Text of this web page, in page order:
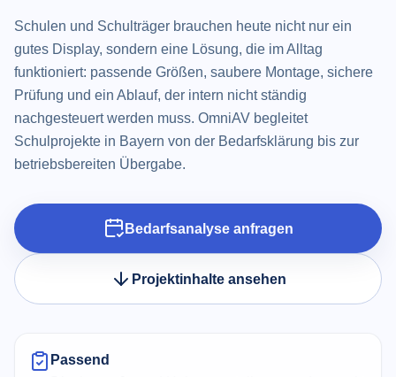
Schulen und Schulträger brauchen heute nicht nur ein
gutes Display, sondern eine Lösung, die im Alltag
funktioniert: passende Größen, saubere Montage, sichere
Prüfung und ein Ablauf, der intern nicht ständig
nachgesteuert werden muss. OmniAV begleitet
Schulprojekte in Bayern von der Bedarfsklärung bis zur
betriebsbereiten Übergabe.
Bedarfsanalyse anfragen
Projektinhalte ansehen
Passend